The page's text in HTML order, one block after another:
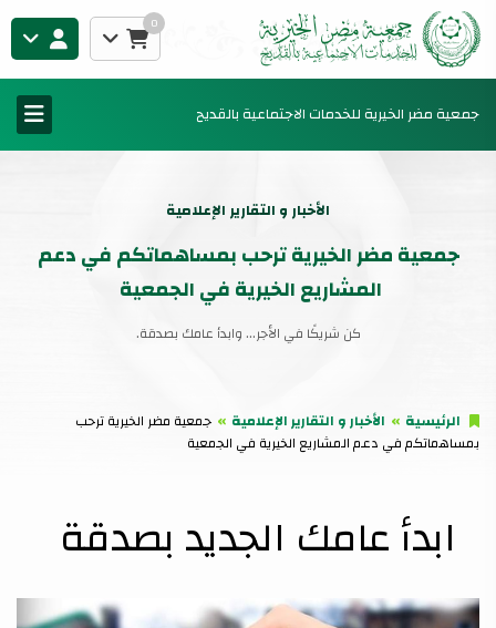
0
جمعية مضر الخيرية للخدمات الاجتماعية بالقديح
الأخبار و التقارير الإعلامية
جمعية مضر الخيرية ترحب بمساهماتكم في دعم
المشاريع الخيرية في الجمعية
كن شريكًا في الأجر... وابدأ عامك بصدقة.
الرئيسية الأخبار و التقارير الإعلامية
جمعية مضر الخيرية ترحب
بمساهماتكم في دعم المشاريع الخيرية في الجمعية
ابدأ عامك الجديد بصدقة